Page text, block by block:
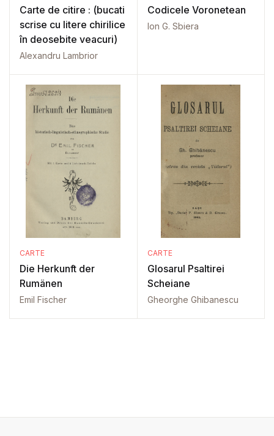
Carte de citire : (bucati
scrise cu litere chirilice
în deosebite veacuri)
Alexandru Lambrior
Codicele Voronetean
Ion G. Sbiera
CARTE
Die Herkunft der
Rumänen
Emil Fischer
CARTE
Glosarul Psaltirei
Scheiane
Gheorghe Ghibanescu